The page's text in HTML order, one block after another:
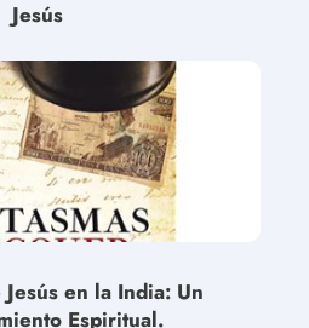
Jesús
en la India: Un
Espiritual.